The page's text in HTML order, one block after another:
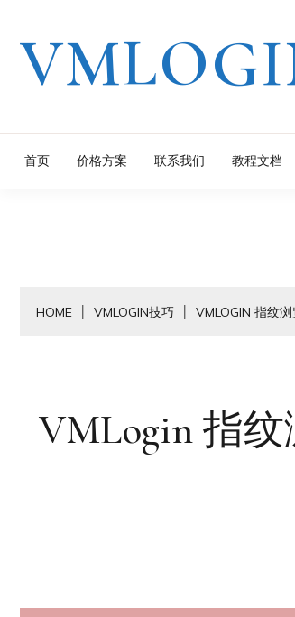
content
首页 价格方案 联系我们 教程文档
HOME VMLOGIN技巧 VMLOGIN 指纹
VMLogin 指